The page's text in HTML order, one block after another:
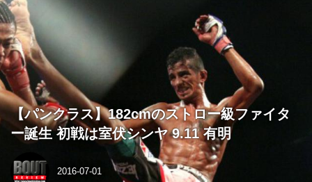
【パンクラス】182cmのストロー級ファイタ
ー誕生 初戦は室伏シンヤ 9.11 有明
2016-07-01